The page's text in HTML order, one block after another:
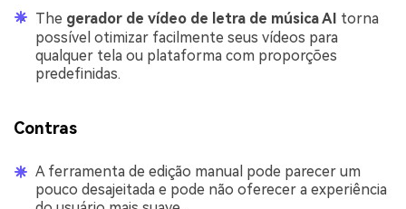
The gerador de vídeo de letra de música AI torna
possível otimizar facilmente seus vídeos para
qualquer tela ou plataforma com proporções
predefinidas.
Contras
A ferramenta de edição manual pode parecer um
pouco desajeitada e pode não oferecer a experiência